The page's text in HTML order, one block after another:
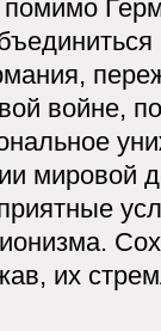
войне,
мировой
их